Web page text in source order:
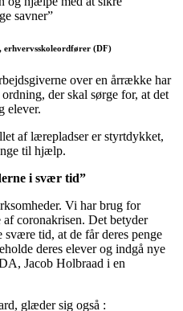
savner”
erhvervsskoleordfører (DF)
over en årrække har
der skal sørge for, at det
elever.
af lærepladser er styrtdykket,
til hjælp.
i svær tid”
Vi har brug for
coronakrisen. Det betyder
tid, at de får deres penge
deres elever og indgå nye
Jacob Holbraad i en
glæder sig også :